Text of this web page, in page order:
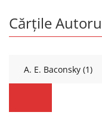
Cărțile